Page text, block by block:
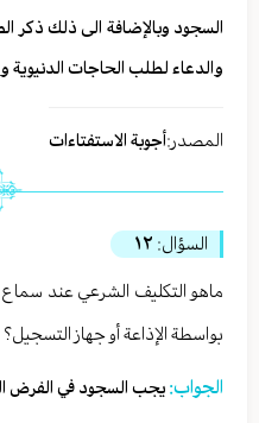
السجود وبالإضافة الى ذلك ذكر
والدعاء لطلب الحاجات الدنيوية
المصدر:أجوبة الاستفتاءات
السؤال: ١٢
ماهو التكليف الشرعي عند سماع
بواسطة الإذاعة أو جهاز التسجيل؟
الجواب: يجب السجود في الفرض